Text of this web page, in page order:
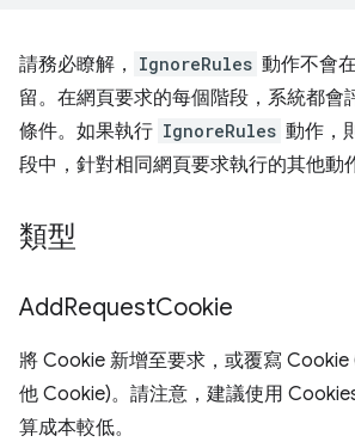
請務必瞭解， IgnoreRules 動作不會
留。在網頁要求的每個階段，系統都會
條件。如果執行 IgnoreRules 動作，
段中，針對相同網頁要求執行的其他動
類型
AddRequestCookie
將 Cookie 新增至要求，或覆寫 Cookie
他 Cookie)。請注意，建議使用
算成本較低。